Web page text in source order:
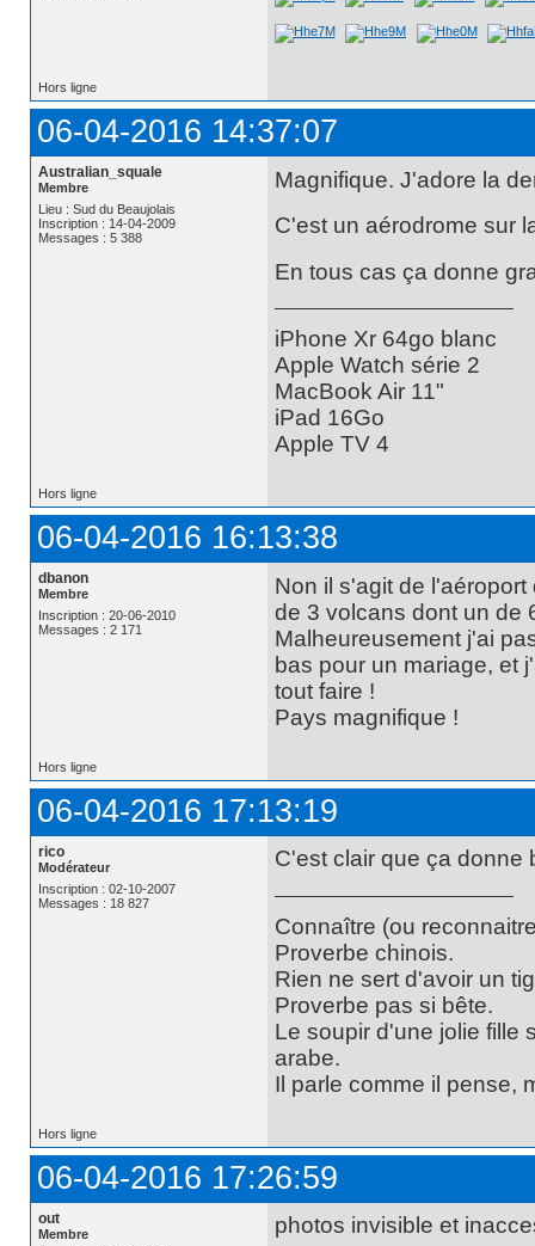
Hors ligne
06-04-2016 14:37:07
Australian_squale
Membre
Lieu : Sud du Beaujolais
Inscription : 14-04-2009
Messages : 5 388
Magnifique. J'adore la
C'est un aérodrome sur
En tous cas ça donne
iPhone Xr 64go blanc
Apple Watch série 2
MacBook Air 11"
iPad 16Go
Apple TV 4
Hors ligne
06-04-2016 16:13:38
dbanon
Membre
Inscription : 20-06-2010
Messages : 2 171
Non il s'agit de
de 3 volcans dont un de
Malheureusement j'ai
bas pour un mariage, et
tout faire !
Pays magnifique !
Hors ligne
06-04-2016 17:13:19
rico
Modérateur
Inscription : 02-10-2007
Messages : 18 827
C'est clair que ça
Connaître (ou
Proverbe chinois.
Rien ne sert d'avoir un
Proverbe pas si bête.
Le soupir d'une jolie fille
arabe.
Il parle comme il pense,
Hors ligne
06-04-2016 17:26:59
out
Membre
photos invisible et